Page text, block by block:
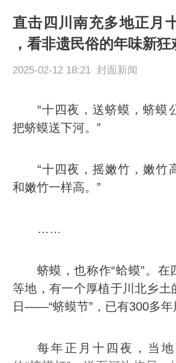
直击四川南充多地正月
，看非遗民俗的年味新狂
2025-02-12 18:21 封面新闻
“十四夜，送蛴蟆，蛴蟆
把蛴蟆送下河。”
“十四夜，摇嫩竹，嫩竹
和嫩竹一样高。”
……
蛴蟆，也称作“蛤蟆”。在
等地，有一个厚植于川北乡土
日——“蛴蟆节”，已有300多年
每年正月十四夜，当